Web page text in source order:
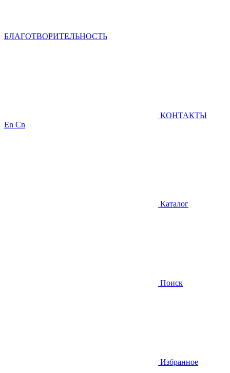
БЛАГОТВОРИТЕЛЬНОСТЬ
КОНТАКТЫ
En Cn
Каталог
Поиск
Избранное